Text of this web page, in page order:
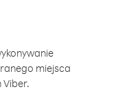
miejsca
Viber.